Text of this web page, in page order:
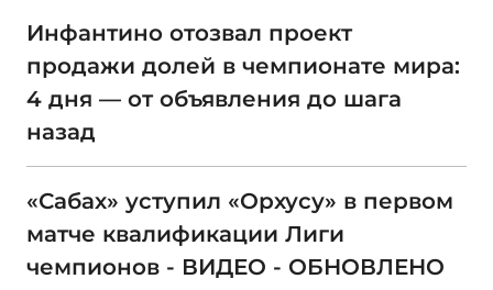
Инфантино отозвал проект
продажи долей в чемпионате мира:
4 дня — от объявления до шага
назад
«Сабах» уступил «Орхусу» в первом
матче квалификации Лиги
чемпионов - ВИДЕО - ОБНОВЛЕНО